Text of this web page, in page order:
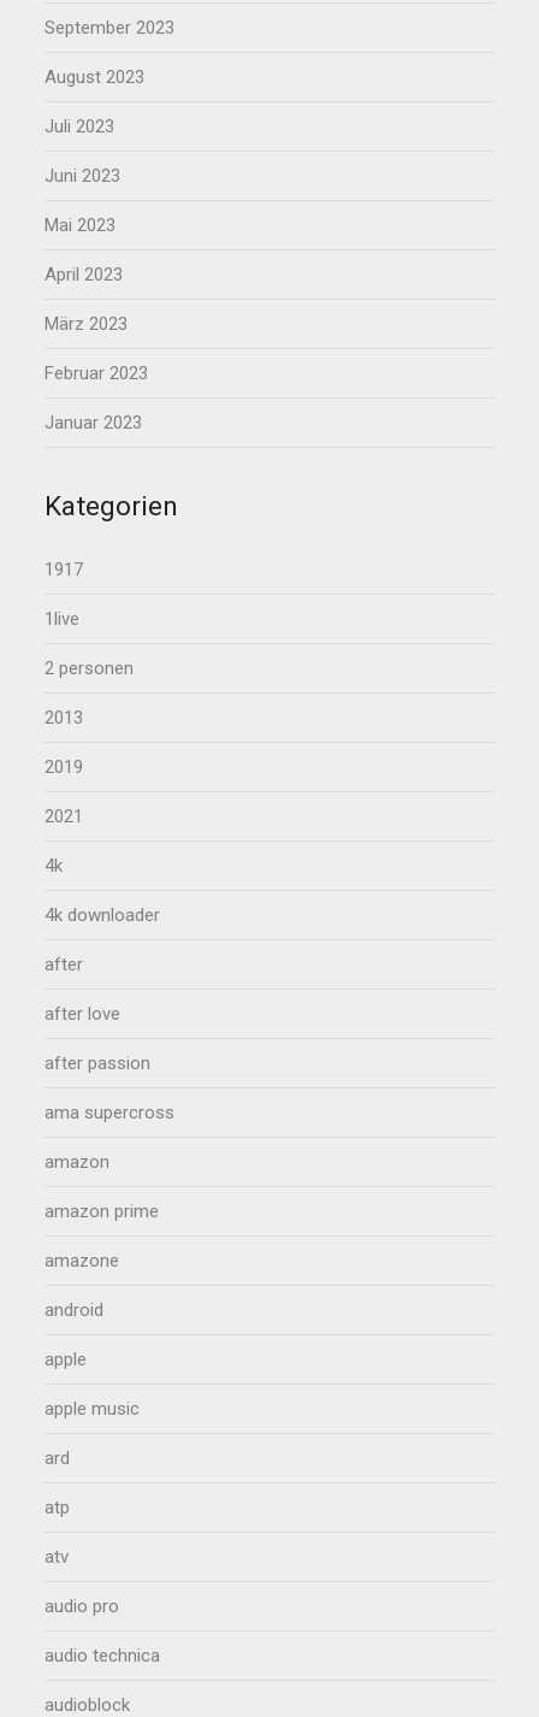
September 2023
August 2023
Juli 2023
Juni 2023
Mai 2023
April 2023
März 2023
Februar 2023
Januar 2023
Kategorien
1917
1live
2 personen
2013
2019
2021
4k
4k downloader
after
after love
after passion
ama supercross
amazon
amazon prime
amazone
android
apple
apple music
ard
atp
atv
audio pro
audio technica
audioblock